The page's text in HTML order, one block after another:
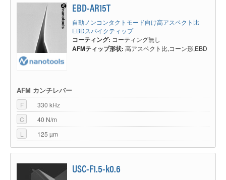
EBD-AR15T
自動ノンコンタクトモード向け高アスペクト比
EBDスパイクティップ
コーティング: コーティング無し
AFMティップ形状: 高アスペクト比,コーン形,EBD
AFM カンチレバー
F
330 kHz
C
40 N/m
L
125 µm
USC-F1.5-k0.6